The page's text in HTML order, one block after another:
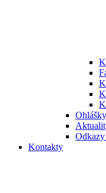
Ohlášky
Kontakty